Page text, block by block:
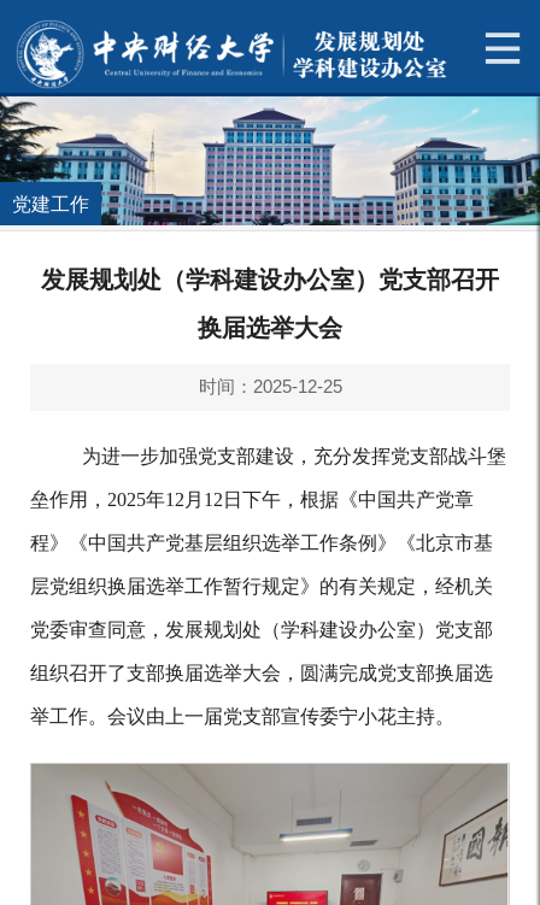
党建工作
发展规划处（学科建设办公室）党支部召开
换届选举大会
时间：2025-12-25
为进一步加强党支部建设，充分发挥党支部战斗堡
垒作用 ， 2025年12 月 1 2 日 下午，根据《中国共产党章
程》《中国共产党基层组织选举工作条例》《北京市基
层党组织换届选举工作暂行规定》的有关规定，经机关
党委审查同意，发展规划处（学科建设办公室）党支部
组织召开了支部换届选举大会 ， 圆满完成党支部换届选
举工作。会议由上一届党支部宣传委宁小花主持。